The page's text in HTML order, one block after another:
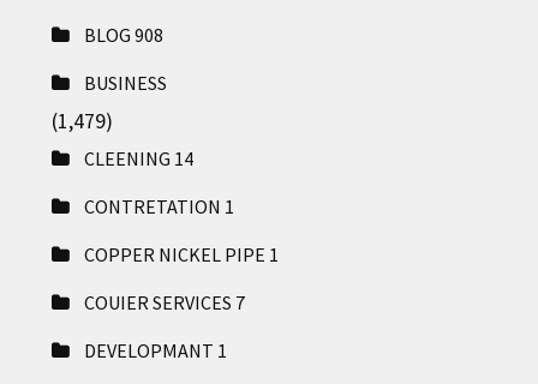
BLOG 908
BUSINESS
(1,479)
CLEENING 14
CONTRETATION 1
COPPER NICKEL PIPE 1
COUIER SERVICES 7
DEVELOPMANT 1